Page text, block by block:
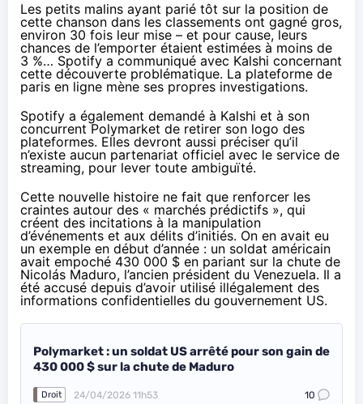
Les petits malins ayant parié tôt sur la position de
cette chanson dans les classements ont gagné gros,
environ 30 fois leur mise – et pour cause, leurs
chances de l’emporter étaient estimées à moins de
3 %… Spotify a communiqué avec Kalshi concernant
cette découverte problématique. La plateforme de
paris en ligne mène ses propres investigations.
Spotify a également demandé à Kalshi et à son
concurrent Polymarket de retirer son logo des
plateformes. Elles devront aussi préciser qu’il
n’existe aucun partenariat officiel avec le service de
streaming, pour lever toute ambiguïté.
Cette nouvelle histoire ne fait que renforcer les
craintes autour des « marchés prédictifs », qui
créent des incitations à la manipulation
d’événements et aux délits d’initiés. On en avait eu
un exemple en début d’année : un soldat américain
avait empoché 430 000 $ en pariant sur la chute de
Nicolás Maduro, l’ancien président du Venezuela. Il a
été accusé depuis d’avoir utilisé illégalement des
informations confidentielles du gouvernement US.
Polymarket : un soldat US arrêté pour son gain de
430 000 $ sur la chute de Maduro
Droit 24/04/2026 11h53 10